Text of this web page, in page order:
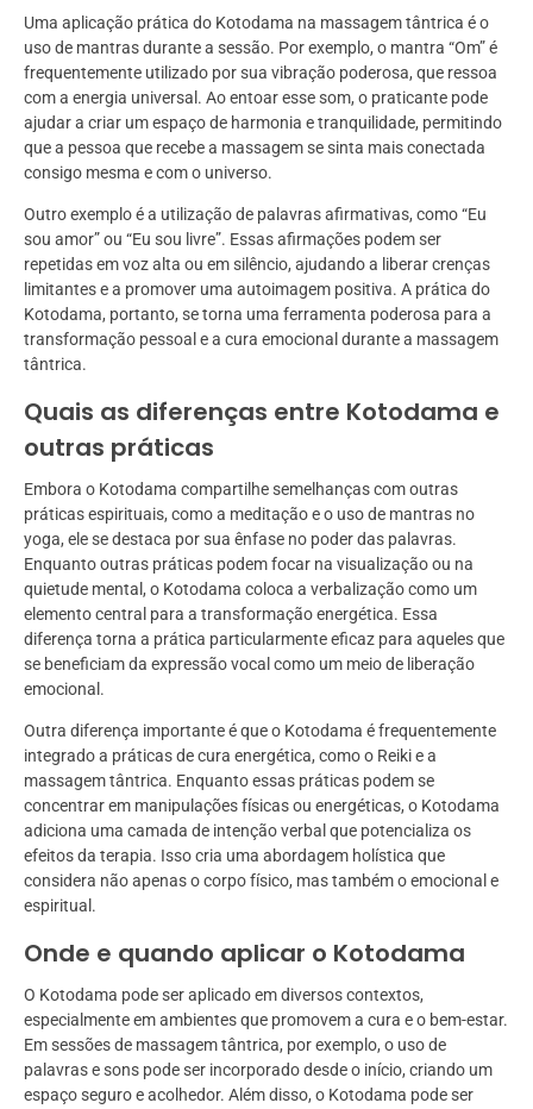
Uma aplicação prática do Kotodama na massagem tântrica é o
uso de mantras durante a sessão. Por exemplo, o mantra “Om” é
frequentemente utilizado por sua vibração poderosa, que ressoa
com a energia universal. Ao entoar esse som, o praticante pode
ajudar a criar um espaço de harmonia e tranquilidade, permitindo
que a pessoa que recebe a massagem se sinta mais conectada
consigo mesma e com o universo.
Outro exemplo é a utilização de palavras afirmativas, como “Eu
sou amor” ou “Eu sou livre”. Essas afirmações podem ser
repetidas em voz alta ou em silêncio, ajudando a liberar crenças
limitantes e a promover uma autoimagem positiva. A prática do
Kotodama, portanto, se torna uma ferramenta poderosa para a
transformação pessoal e a cura emocional durante a massagem
tântrica.
Quais as diferenças entre Kotodama e
outras práticas
Embora o Kotodama compartilhe semelhanças com outras
práticas espirituais, como a meditação e o uso de mantras no
yoga, ele se destaca por sua ênfase no poder das palavras.
Enquanto outras práticas podem focar na visualização ou na
quietude mental, o Kotodama coloca a verbalização como um
elemento central para a transformação energética. Essa
diferença torna a prática particularmente eficaz para aqueles que
se beneficiam da expressão vocal como um meio de liberação
emocional.
Outra diferença importante é que o Kotodama é frequentemente
integrado a práticas de cura energética, como o Reiki e a
massagem tântrica. Enquanto essas práticas podem se
concentrar em manipulações físicas ou energéticas, o Kotodama
adiciona uma camada de intenção verbal que potencializa os
efeitos da terapia. Isso cria uma abordagem holística que
considera não apenas o corpo físico, mas também o emocional e
espiritual.
Onde e quando aplicar o Kotodama
O Kotodama pode ser aplicado em diversos contextos,
especialmente em ambientes que promovem a cura e o bem-estar.
Em sessões de massagem tântrica, por exemplo, o uso de
palavras e sons pode ser incorporado desde o início, criando um
espaço seguro e acolhedor. Além disso, o Kotodama pode ser